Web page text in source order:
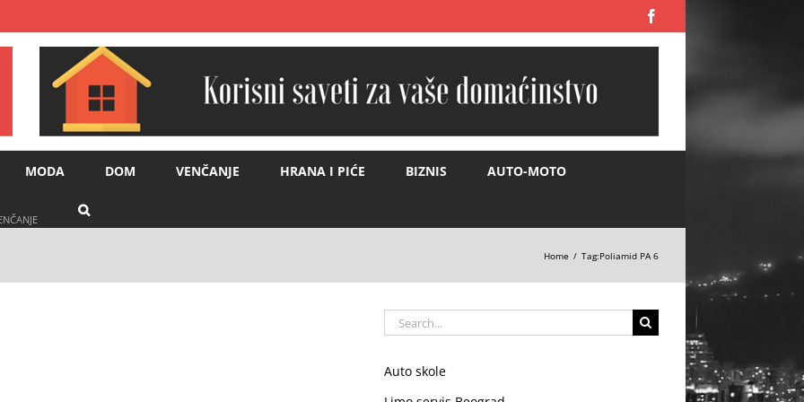
MODA DOM VENČANJE HRANA I PIĆE BIZNIS
AUTO-MOTO
Home Tag:Poliamid PA 6
Search
for:
Auto skole